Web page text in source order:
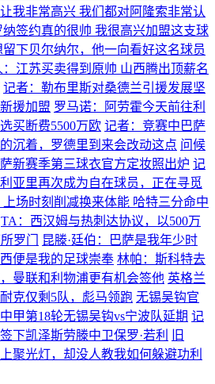
我非常高兴 我们都对阿隆索非常认
签约真的很帅 我很高兴加盟这支球
下贝尔纳尔，他一向看好这名球员
：江苏买卖得到原帅 山西腾出顶薪名
记者：勒布里斯对桑德兰引援发展坚
援加盟 罗马诺：阿劳霍今天前往利
买断费5500万欧 记者：竞赛中巴萨
沉着，罗德里到来会改动这点 问候
新赛季第三球衣官方定妆照出炉 记
亚里再次成为自在球员，正在寻觅
场时刻削减换来体能 哈特三分命中
TA：西汉姆与热刺达协议，以500万
罗门
昆滕·廷伯：巴萨是我年少时
便是我的足球崇奉 林帕：斯科特去
曼联和利物浦更有机会签他 英格兰
克仅剩5队，彪马领跑 无锡吴钩官
甲第18轮无锡吴钩vs宁波队延期 记
下凯泽斯劳滕中卫保罗·若利
旧
聚光灯，却没人教我如何躲避功利